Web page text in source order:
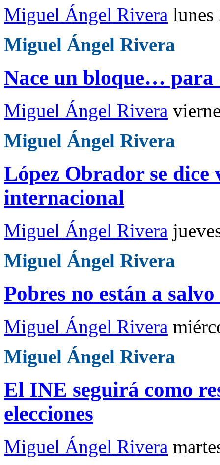
Miguel Ángel Rivera lunes
Miguel Ángel Rivera
Nace un bloque… para
Miguel Ángel Rivera
Miguel Ángel Rivera
López Obrador se
internacional
Miguel Ángel Rivera
Miguel Ángel Rivera
Pobres no están a
Miguel Ángel Rivera
Miguel Ángel Rivera
El INE seguirá como
elecciones
Miguel Ángel Rivera